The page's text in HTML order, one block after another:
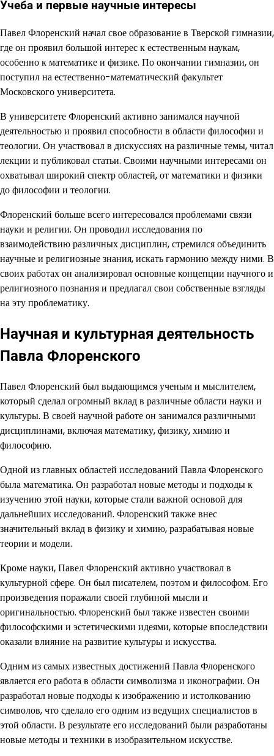
Учеба и первые научные интересы
Павел Флоренский начал свое образование в Тверской гимназии,
где он проявил большой интерес к естественным наукам,
особенно к математике и физике. По окончании гимназии, он
поступил на естественно-математический факультет
Московского университета.
В университете Флоренский активно занимался научной
деятельностью и проявил способности в области философии и
теологии. Он участвовал в дискуссиях на различные темы, читал
лекции и публиковал статьи. Своими научными интересами он
охватывал широкий спектр областей, от математики и физики
до философии и теологии.
Флоренский больше всего интересовался проблемами связи
науки и религии. Он проводил исследования по
взаимодействию различных дисциплин, стремился объединить
научные и религиозные знания, искать гармонию между ними. В
своих работах он анализировал основные концепции научного и
религиозного познания и предлагал свои собственные взгляды
на эту проблематику.
Научная и культурная деятельность
Павла Флоренского
Павел Флоренский был выдающимся ученым и мыслителем,
который сделал огромный вклад в различные области науки и
культуры. В своей научной работе он занимался различными
дисциплинами, включая математику, физику, химию и
философию.
Одной из главных областей исследований Павла Флоренского
была математика. Он разработал новые методы и подходы к
изучению этой науки, которые стали важной основой для
дальнейших исследований. Флоренский также внес
значительный вклад в физику и химию, разрабатывая новые
теории и модели.
Кроме науки, Павел Флоренский активно участвовал в
культурной сфере. Он был писателем, поэтом и философом. Его
произведения поражали своей глубиной мысли и
оригинальностью. Флоренский был также известен своими
философскими и эстетическими идеями, которые впоследствии
оказали влияние на развитие культуры и искусства.
Одним из самых известных достижений Павла Флоренского
является его работа в области символизма и иконографии. Он
разработал новые подходы к изображению и истолкованию
символов, что сделало его одним из ведущих специалистов в
этой области. В результате его исследований были разработаны
новые методы и техники в изобразительном искусстве.